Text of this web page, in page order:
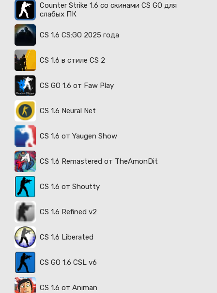
Counter Strike 1.6 со скинами CS GO для
слабых ПК
CS 1.6 CS:GO 2025 года
CS 1.6 в стиле CS 2
CS GO 1.6 от Faw Play
CS 1.6 Neural Net
CS 1.6 от Yaugen Show
CS 1.6 Remastered от TheAmonDit
CS 1.6 от Shoutty
CS 1.6 Refined v2
CS 1.6 Liberated
CS GO 1.6 CSL v6
CS 1.6 от Animan